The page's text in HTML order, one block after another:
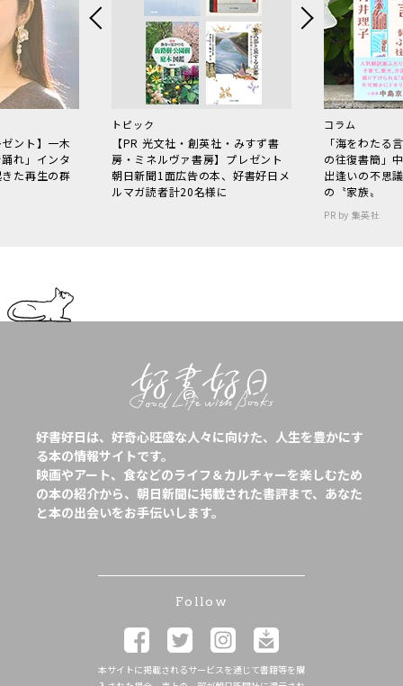
ント】一木
れ」インタ
た再生の群
トピック
【PR 光文社・創英社・みすず書
房・ミネルヴァ書房】プレゼント
朝日新聞1面広告の本、好書好日メ
ルマガ読者計20名様に
コラム
「海をわた
の往復書簡」
出逢いの不思
の〝家族〟
PR by 集英社
好書好日は、好奇心旺盛な人々に向けた、人生を豊かにす
る本の情報サイトです。
映画やアート、食などのライフ＆カルチャーを楽しむため
の本の紹介から、朝日新聞に掲載された書評まで、あなた
と本の出会いをお手伝いします。
Follow
本サイトに掲載されるサービスを通じて書籍等を購